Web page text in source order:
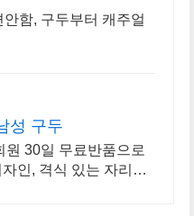
함, 구두부터 캐주얼
성 구두
원 30일 무료반품으로
인, 격식 있는 자리에